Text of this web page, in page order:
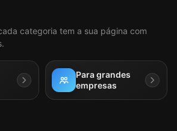
categoria tem a sua página com
Para grandes
empresas